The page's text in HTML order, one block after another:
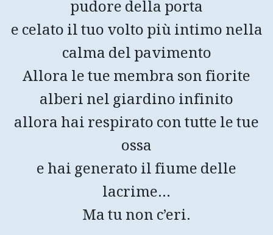
pudore della porta
e celato il tuo volto più intimo nella
calma del pavimento
Allora le tue membra son fiorite
alberi nel giardino infinito
allora hai respirato con tutte le tue
ossa
e hai generato il fiume delle
lacrime…
Ma tu non c’eri.